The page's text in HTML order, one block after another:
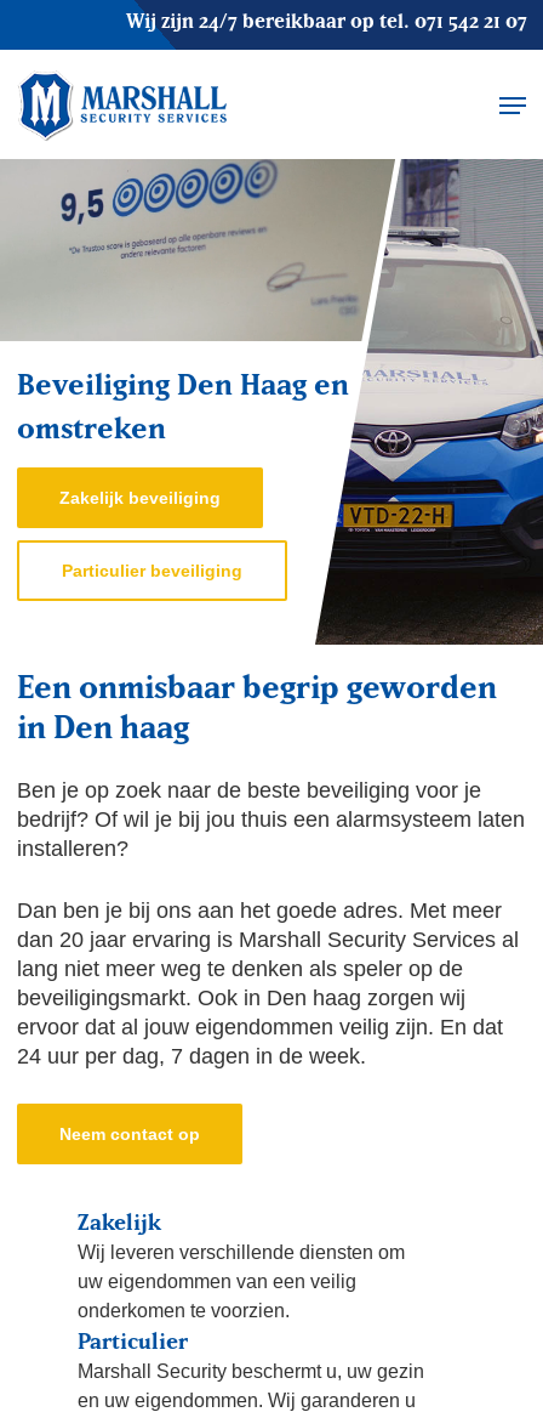
main
content
Wij zijn 24/7 bereikbaar op tel. 071 542 21 07
Beveiliging Den Haag en
omstreken
Zakelijk beveiliging
Particulier beveiliging
Zakelijk
Wij leveren verschillende diensten om
uw eigendommen van een veilig
onderkomen te voorzien.
Particulier
Marshall Security beschermt u, uw gezin
en uw eigendommen. Wij garanderen u
Een onmisbaar begrip geworden
in Den haag
Ben je op zoek naar de beste beveiliging voor je
bedrijf? Of wil je bij jou thuis een alarmsysteem laten
installeren?
Dan ben je bij ons aan het goede adres. Met meer
dan 20 jaar ervaring is Marshall Security Services al
lang niet meer weg te denken als speler op de
beveiligingsmarkt. Ook in Den haag zorgen wij
ervoor dat al jouw eigendommen veilig zijn. En dat
24 uur per dag, 7 dagen in de week.
Neem contact op